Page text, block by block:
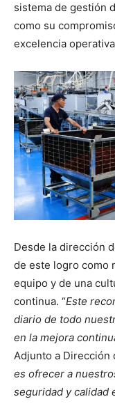
sistema de gestión
como su
excelencia
Desde la dirección
de este logro como
equipo y de una
continua. “Este
diario de todo
en la mejora
Adjunto a Dirección
es ofrecer a
seguridad y calidad